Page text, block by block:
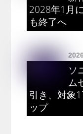
2028年1月
も終了へ
ソ
ム
引き、対象
ップ